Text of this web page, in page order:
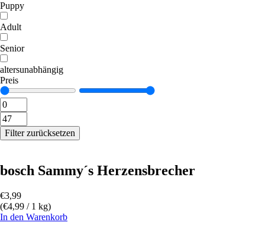
Puppy
Adult
Senior
altersunabhängig
Preis
Filter zurücksetzen
bosch Sammy´s Herzensbrecher
€3,99
(€4,99 / 1 kg)
In den Warenkorb